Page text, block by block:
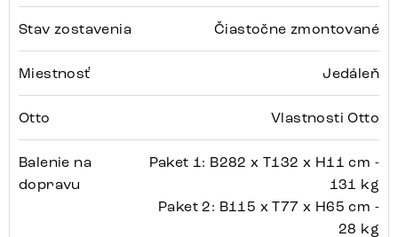
Stav zostavenia Čiastočne zmontované
Miestnosť Jedáleň
Otto Vlastnosti Otto
Balenie na
dopravu
Paket 1: B282 x T132 x H11 cm -
131 kg
Paket 2: B115 x T77 x H65 cm -
28 kg